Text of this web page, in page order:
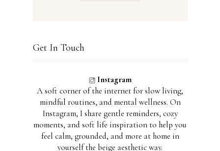
Get In Touch
Instagram
A soft corner of the internet for slow living,
mindful routines, and mental wellness. On
Instagram, I share gentle reminders, cozy
moments, and soft life inspiration to help you
feel calm, grounded, and more at home in
yourself the beige aesthetic way.